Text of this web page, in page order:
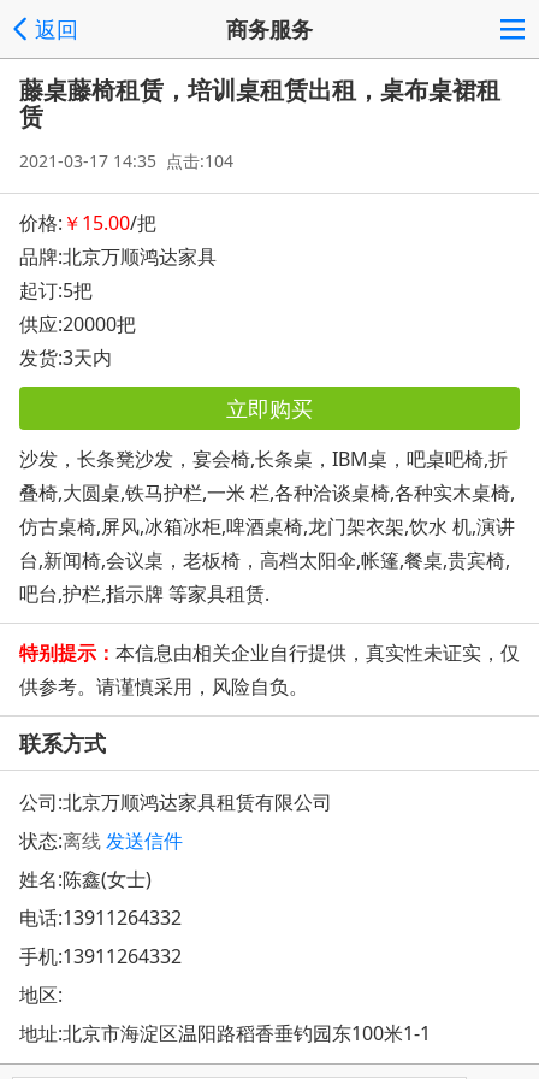
返回 商务服务
藤桌藤椅租赁，培训桌租赁出租，桌布桌裙租
赁
2021-03-17 14:35 点击:104
价格: ￥15.00/把
品牌:北京万顺鸿达家具
起订:5把
供应:20000把
发货:3天内
立即购买
沙发，长条凳沙发，宴会椅,长条桌，IBM桌，吧桌吧椅,折
叠椅,大圆桌,铁马护栏,一米 栏,各种洽谈桌椅,各种实木桌椅,
仿古桌椅,屏风,冰箱冰柜,啤酒桌椅,龙门架衣架,饮水 机,演讲
台,新闻椅,会议桌，老板椅，高档太阳伞,帐篷,餐桌,贵宾椅,
吧台,护栏,指示牌 等家具租赁.
特别提示： 本信息由相关企业自行提供，真实性未证实，仅
供参考。请谨慎采用，风险自负。
联系方式
公司:北京万顺鸿达家具租赁有限公司
状态:离线发送信件
姓名:陈鑫(女士)
电话:13911264332
手机:13911264332
地区:
地址:北京市海淀区温阳路稻香垂钓园东100米1-1